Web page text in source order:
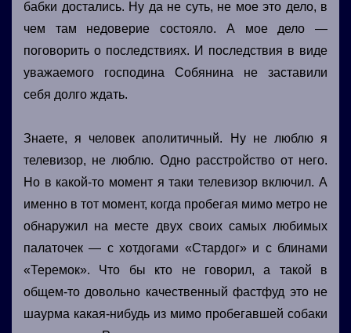
бабки достались. Ну да не суть, не мое это дело, в
чем там недоверие состояло. А мое дело —
поговорить о последствиях. И последствия в виде
уважаемого господина Собянина не заставили
себя долго ждать.
Знаете, я человек аполитичный. Ну не люблю я
телевизор, не люблю. Одно расстройство от него.
Но в какой-то момент я таки телевизор включил. А
именно в тот момент, когда пробегая мимо метро не
обнаружил на месте двух своих самых любимых
палаточек — с хотдогами «Стардог» и с блинами
«Теремок». Что бы кто не говорил, а такой в
общем-то довольно качественный фастфуд это не
шаурма какая-нибудь из мимо пробегавшей собаки